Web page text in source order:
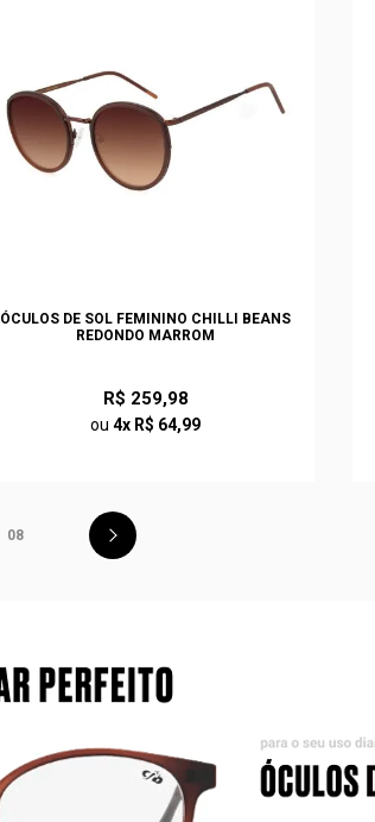
ÓCULOS DE SOL FEMININO CHILLI BEANS
REDONDO MARROM
R$ 259,98
ou4x R$ 64,99
08